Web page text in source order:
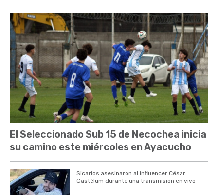
El Seleccionado Sub 15 de Necochea inicia
su camino este miércoles en Ayacucho
Sicarios asesinaron al influencer César
Gastélum durante una transmisión en vivo